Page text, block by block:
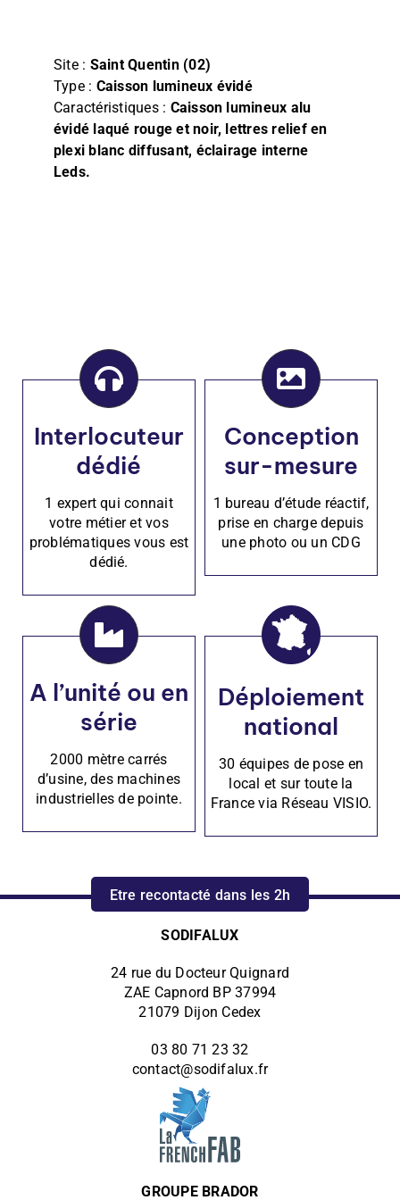
Site : Saint Quentin (02)
Type : Caisson lumineux évidé
Caractéristiques : Caisson lumineux alu
évidé laqué rouge et noir, lettres relief en
plexi blanc diffusant, éclairage interne
Leds.
Interlocuteur
dédié
1 expert qui connait
votre métier et vos
problématiques vous est
dédié.
Conception
sur-mesure
1 bureau d’étude réactif,
prise en charge depuis
une photo ou un CDG
A l’unité ou en
série
2000 mètre carrés
d’usine, des machines
industrielles de pointe.
Déploiement
national
30 équipes de pose en
local et sur toute la
France via Réseau VISIO.
Etre recontacté dans les 2h
SODIFALUX
24 rue du Docteur Quignard
ZAE Capnord BP 37994
21079 Dijon Cedex
03 80 71 23 32
contact@sodifalux.fr
GROUPE BRADOR